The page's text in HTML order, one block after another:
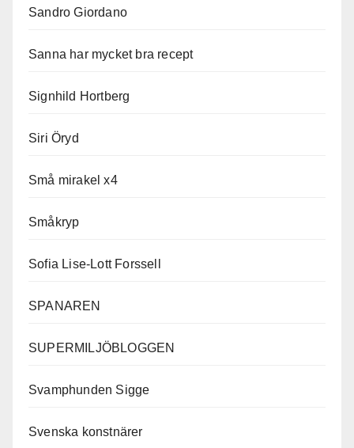
Sandro Giordano
Sanna har mycket bra recept
Signhild Hortberg
Siri Öryd
Små mirakel x4
Småkryp
Sofia Lise-Lott Forssell
SPANAREN
SUPERMILJÖBLOGGEN
Svamphunden Sigge
Svenska konstnärer